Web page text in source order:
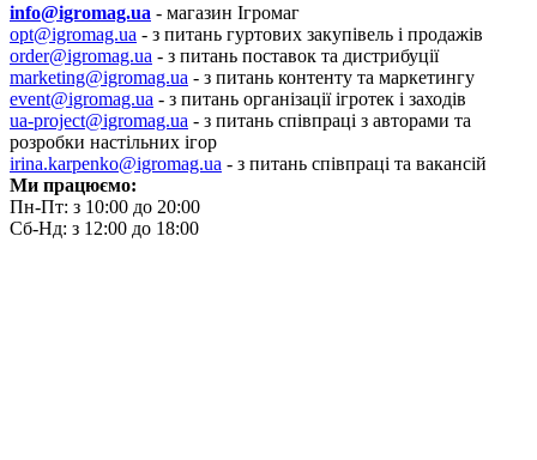
info@igromag.ua - магазин Ігромаг
opt@igromag.ua - з питань гуртових закупівель і продажів
order@igromag.ua - з питань поставок та дистрибуції
marketing@igromag.ua - з питань контенту та маркетингу
event@igromag.ua - з питань організації ігротек і заходів
ua-project@igromag.ua - з питань співпраці з авторами та
розробки настільних ігор
irina.karpenko@igromag.ua - з питань співпраці та вакансій
Ми працюємо:
Пн-Пт: з 10:00 до 20:00
Сб-Нд: з 12:00 до 18:00